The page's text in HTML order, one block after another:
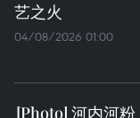
艺之火
04/08/2026 01:00
河内河